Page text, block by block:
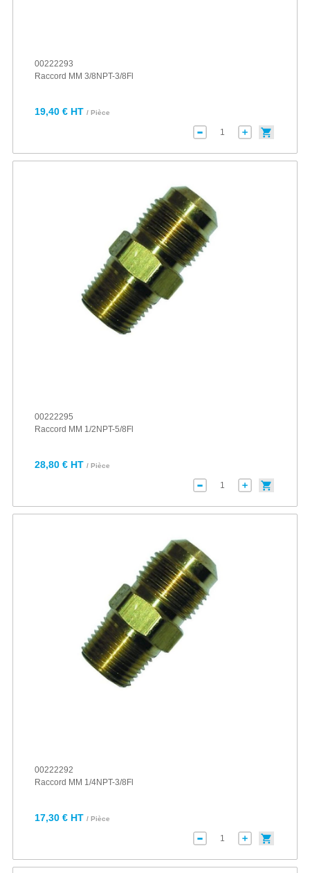
00222293
Raccord MM 3/8NPT-3/8Fl
19,40 € HT / Pièce
00222295
Raccord MM 1/2NPT-5/8Fl
28,80 € HT / Pièce
00222292
Raccord MM 1/4NPT-3/8Fl
17,30 € HT / Pièce